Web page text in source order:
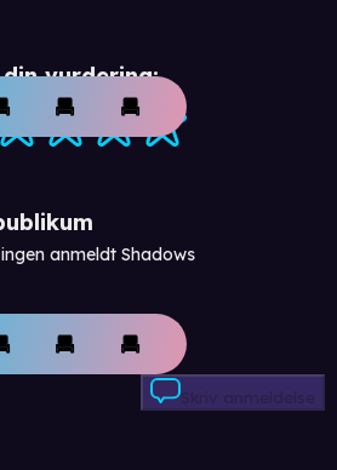
vurdering:
anmeldt Shadows
Skriv anmeldelse